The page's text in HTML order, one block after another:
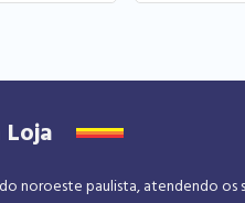
Loja
noroeste paulista, atendendo